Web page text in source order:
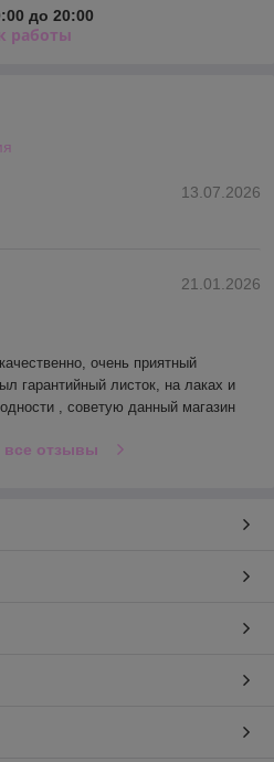
до 20:00
работы
13.07.2026
21.01.2026
очень приятный
гарантийный листок, на лаках и
, советую данный магазин
все отзывы